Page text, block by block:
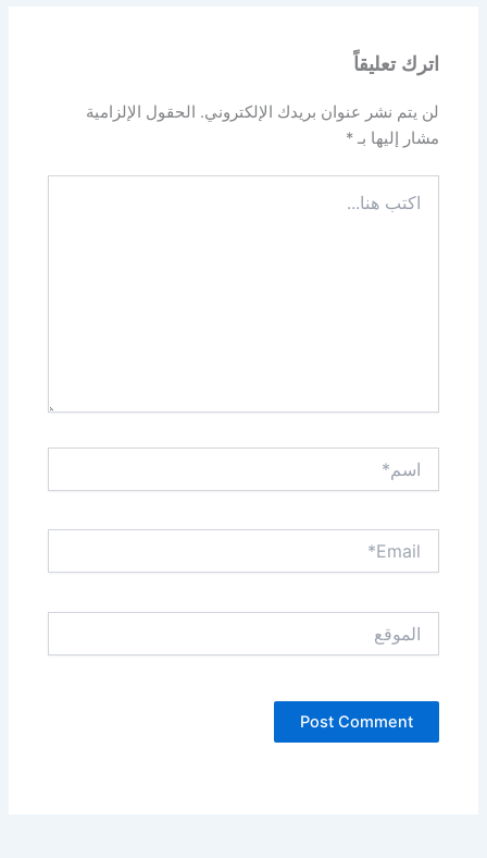
اترك تعليقاً
لن يتم نشر عنوان بريدك الإلكتروني. الحقول الإلزامية
مشار إليها بـ*
هنا...